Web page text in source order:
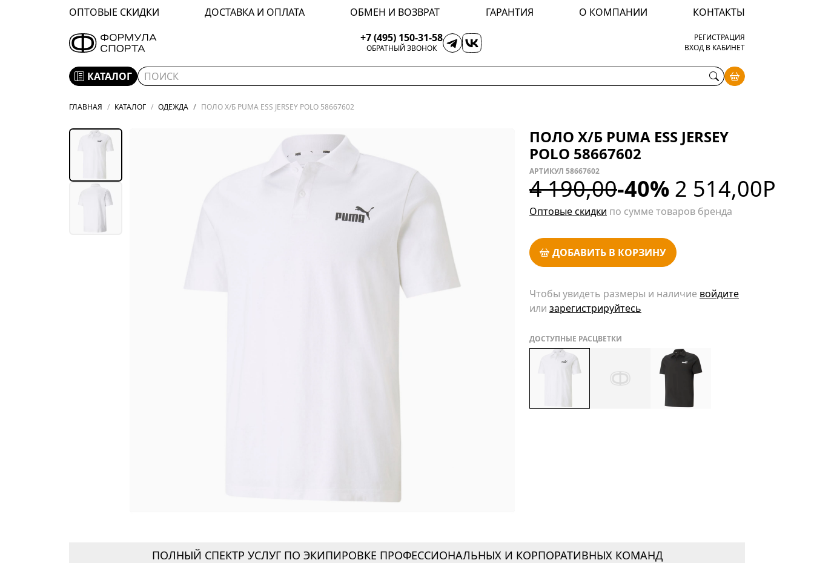
ОПТОВЫЕ СКИДКИ ДОСТАВКА И ОПЛАТА ОБМЕН И ВОЗВРАТ ГАРАНТИЯ О КОМПАНИИ
КОНТАКТЫ
+7 (495) 150-31-58
ОБРАТНЫЙ ЗВОНОК
РЕГИСТРАЦИЯ
ВХОД В КАБИНЕТ
КАТАЛОГ
ГЛАВНАЯ КАТАЛОГ ОДЕЖДА ПОЛО Х/Б PUMA ESS JERSEY POLO 58667602
ПОЛО Х/Б PUMA ESS JERSEY
POLO 58667602
АРТИКУЛ 58667602
4 190,00-40% 2 514,00Р
Оптовые скидки по сумме товаров бренда
ДОБАВИТЬ В КОРЗИНУ
Чтобы увидеть размеры и наличие войдите
или зарегистрируйтесь
ДОСТУПНЫЕ РАСЦВЕТКИ
ПОЛНЫЙ СПЕКТР УСЛУГ ПО ЭКИПИРОВКЕ ПРОФЕССИОНАЛЬНЫХ И КОРПОРАТИВНЫХ КОМАНД